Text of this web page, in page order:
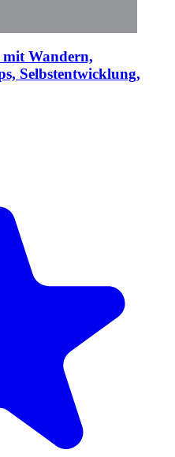
Wandern,
Selbstentwicklung,